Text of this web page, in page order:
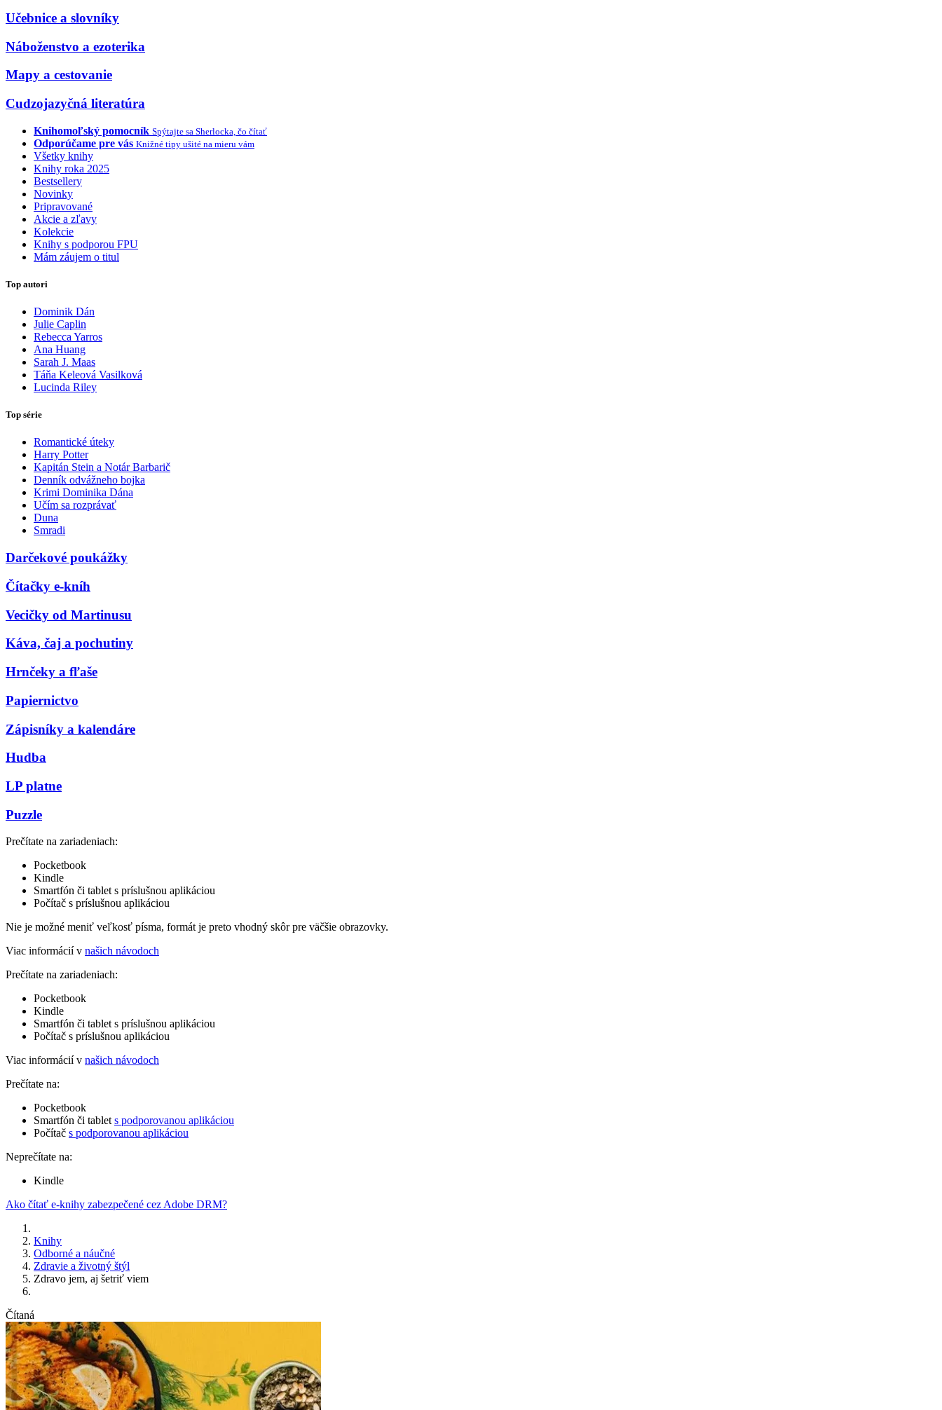
Učebnice a slovníky
Náboženstvo a ezoterika
Mapy a cestovanie
Cudzojazyčná literatúra
Knihomoľský pomocník Spýtajte sa Sherlocka, čo čítať
Odporúčame pre vás Knižné tipy ušité na mieru vám
Všetky knihy
Knihy roka 2025
Bestsellery
Novinky
Pripravované
Akcie a zľavy
Kolekcie
Knihy s podporou FPU
Mám záujem o titul
Top autori
Dominik Dán
Julie Caplin
Rebecca Yarros
Ana Huang
Sarah J. Maas
Táňa Keleová Vasilková
Lucinda Riley
Top série
Romantické úteky
Harry Potter
Kapitán Stein a Notár Barbarič
Denník odvážneho bojka
Krimi Dominika Dána
Učím sa rozprávať
Duna
Smradi
Darčekové poukážky
Čítačky e-kníh
Vecičky od Martinusu
Káva, čaj a pochutiny
Hrnčeky a fľaše
Papiernictvo
Zápisníky a kalendáre
Hudba
LP platne
Puzzle
Prečítate na zariadeniach:
Pocketbook
Kindle
Smartfón či tablet s príslušnou aplikáciou
Počítač s príslušnou aplikáciou
Nie je možné meniť veľkosť písma, formát je preto vhodný skôr pre väčšie obrazovky.
Viac informácií v našich návodoch
Prečítate na zariadeniach:
Pocketbook
Kindle
Smartfón či tablet s príslušnou aplikáciou
Počítač s príslušnou aplikáciou
Viac informácií v našich návodoch
Prečítate na:
Pocketbook
Smartfón či tablet s podporovanou aplikáciou
Počítač s podporovanou aplikáciou
Neprečítate na:
Kindle
Ako čítať e-knihy zabezpečené cez Adobe DRM?
Knihy
Odborné a náučné
Zdravie a životný štýl
Zdravo jem, aj šetriť viem
Čítaná